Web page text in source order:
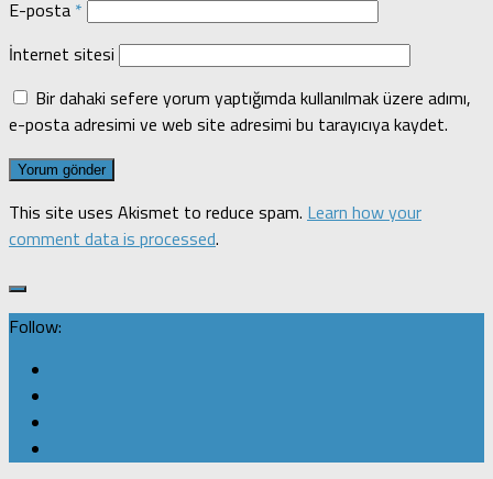
E-posta *
İnternet sitesi
Bir dahaki sefere yorum yaptığımda kullanılmak üzere adımı,
e-posta adresimi ve web site adresimi bu tarayıcıya kaydet.
This site uses Akismet to reduce spam. Learn how your
comment data is processed.
Follow: